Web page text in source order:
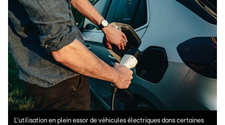
L'utilisation en plein essor de véhicules électriques dans certaines